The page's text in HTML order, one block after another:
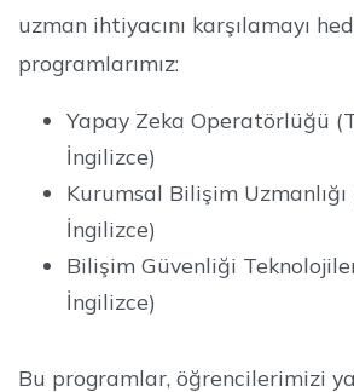
uzman ihtiyacını karşılamayı
programlarımız:
Yapay Zeka Operatörlüğü
İngilizce)
Kurumsal Bilişim Uzmanlığı
İngilizce)
Bilişim Güvenliği
İngilizce)
Bu programlar, öğrencilerimizi